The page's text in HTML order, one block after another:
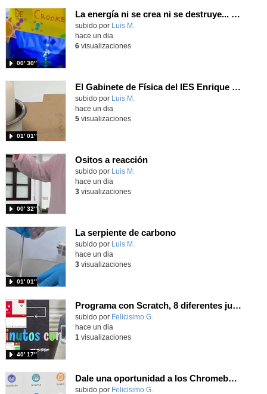
La energía ni se crea ni se destruye... ¡se experimenta! El Tierno en la Feria Madrid es Ciencia 2026
Contenido educativo.
subido por Luis M.
00′ 30″
hace un dia
6visualizaciones
El Gabinete de Física del IES Enrique Tierno Galván de Parla (Curso 25-26)
Contenido educativo.
subido por Luis M.
01′ 01″
hace un dia
5visualizaciones
Ositos a reacción
Contenido educativo.
subido por Luis M.
00′ 32″
hace un dia
3visualizaciones
La serpiente de carbono
Contenido educativo.
subido por Luis M.
01′ 01″
hace un dia
3visualizaciones
Programa con Scratch, 8 diferentes juegos para vivir la emoción de los partidos de España en el mundial 2026
Contenido educativo.
subido por Felicisimo G.
40′ 17″
hace un dia
1 visualizaciones
Dale una oportunidad a los Chromebooks y utiliza un proyector para realizar talleres si no tienes pantallas táctiles
Contenido educativo.
subido por Felicisimo G.